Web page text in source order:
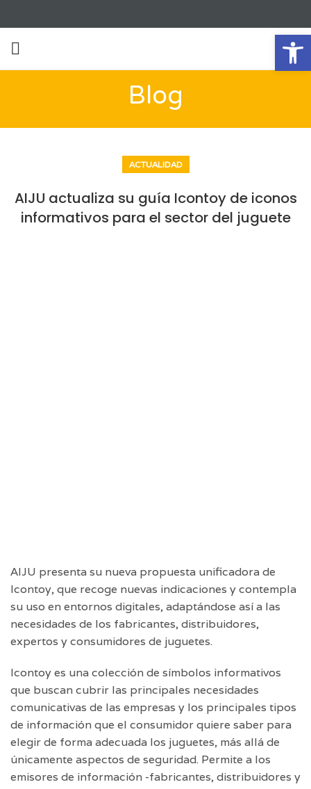
Blog
ACTUALIDAD
AIJU actualiza su guía Icontoy de iconos
informativos para el sector del juguete
AIJU presenta su nueva propuesta unificadora de
Icontoy, que recoge nuevas indicaciones y contempla
su uso en entornos digitales, adaptándose así a las
necesidades de los fabricantes, distribuidores,
expertos y consumidores de juguetes.
Icontoy es una colección de símbolos informativos
que buscan cubrir las principales necesidades
comunicativas de las empresas y los principales tipos
de información que el consumidor quiere saber para
elegir de forma adecuada los juguetes, más allá de
únicamente aspectos de seguridad. Permite a los
emisores de información -fabricantes, distribuidores y